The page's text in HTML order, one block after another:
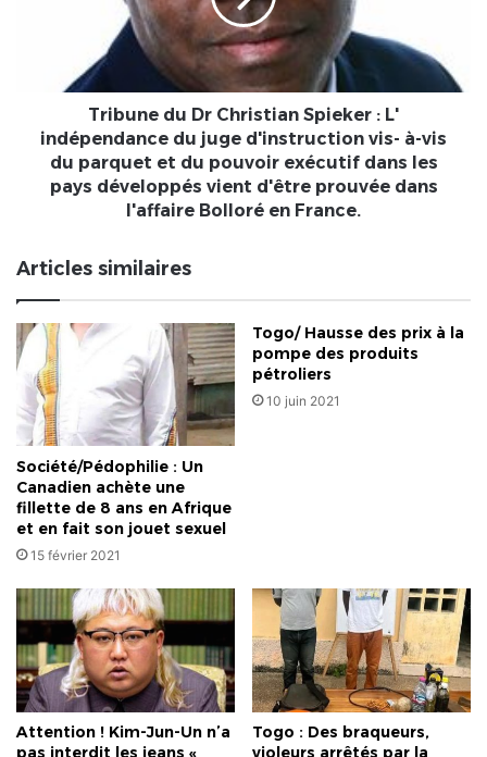
indépendance
d'instruction
et
exécutif
dans
les
pays
développés
d'être
prouvée
dans
l'affaire
en
France.
Tribune du Dr Christian Spieker : L'
indépendance du juge d'instruction vis- à-vis
du parquet et du pouvoir exécutif dans les
pays développés vient d'être prouvée dans
l'affaire Bolloré en France.
Articles similaires
Société/Pédophilie : Un
Canadien achète une
fillette de 8 ans en Afrique
et en fait son jouet sexuel
15 février 2021
Togo/ Hausse des prix à la
pompe des produits
pétroliers
10 juin 2021
Attention ! Kim-Jun-Un n’a
pas interdit les jeans «
Togo : Des braqueurs,
violeurs arrêtés par la